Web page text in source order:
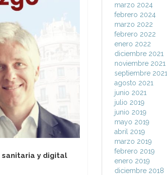
sanitaria y digital
marzo 2024
febrero 2024
marzo 2022
febrero 2022
enero 2022
diciembre 2021
noviembre 2021
septiembre 2021
agosto 2021
junio 2021
julio 2019
junio 2019
mayo 2019
abril 2019
marzo 2019
febrero 2019
enero 2019
diciembre 2018